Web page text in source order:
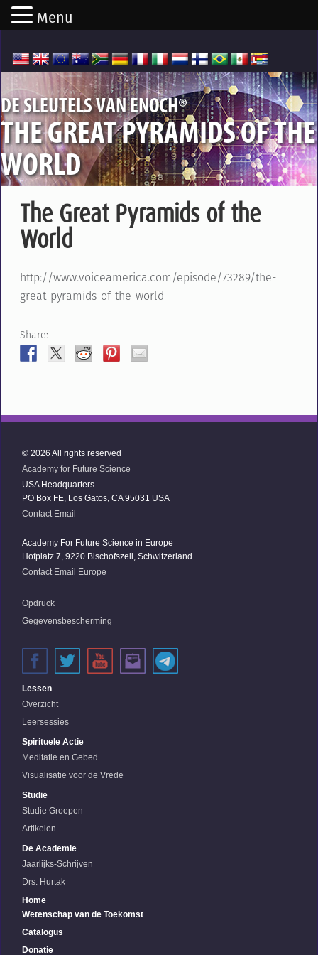
DE SLEUTELS VAN ENOCH®
THE GREAT PYRAMIDS OF THE
WORLD
The Great Pyramids of the
World
http://www.voiceamerica.com/episode/73289/the-
great-pyramids-of-the-world
Share:
© 2026 All rights reserved
Academy for Future Science
USA Headquarters
PO Box FE, Los Gatos, CA 95031 USA
Contact Email
Academy For Future Science in Europe
Hofplatz 7, 9220 Bischofszell, Schwitzerland
Contact Email Europe
Opdruck
Gegevensbescherming
Lessen
Overzicht
Leersessies
Spirituele Actie
Meditatie en Gebed
Visualisatie voor de Vrede
Studie
Studie Groepen
Artikelen
De Academie
Jaarlijks-Schrijven
Drs. Hurtak
Home
Wetenschap van de Toekomst
Catalogus
Donatie
Menu